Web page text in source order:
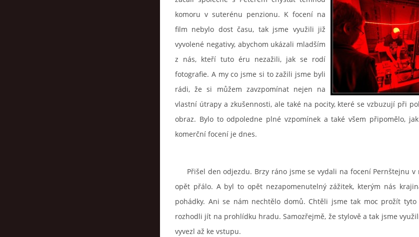
komoru v suterénu penzionu. K focení na
film nebylo dost času, tak jsme využili již
vyvolené negativy, abychom ukázali mladším
z nás, kteří tuto éru nezažili, jak se rodí
fotografie. A my co jsme si to zažili jsme byli
rádi, že si můžem zavzpomínat nejen na
vlastní útrapy a zkušennosti, ale také na pocity, které se vzbuzují při
obraz. Bylo to odpoledne plné vzpomínek a také všem připomělo,
komerční focení je dnes.
Přišel den odjezdu. Brzy ráno jsme se vydali na focení Pernštejnu v
opět přálo. A byl to opět nezapomenutelný zážitek, kterým nás
pohádky. Ani se nám nechtělo domů. Chtěli jsme tak moc prožít tyto
rozhodli jít na prohlídku hradu. Samozřejmě, že stylově a tak jsme
vyvezl až ke vstupu.